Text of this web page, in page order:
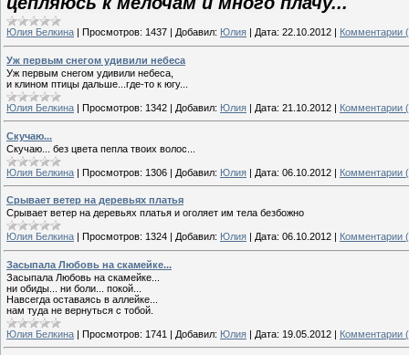
Юлия Белкина Просмотров: 1437 Добавил: Юлия Дата: 22.10.2012 Комментарии
Уж первым снегом удивили небеса
Уж первым снегом удивили небеса,
и клином птицы дальше...где-то к югу...
Юлия Белкина | Просмотров: 1342 | Добавил: Юлия | Дата: 21.10.2012 | Комментарии
Скучаю...
Скучаю... без цвета пепла твоих волос...
Юлия Белкина | Просмотров: 1306 | Добавил: Юлия | Дата: 06.10.2012 | Комментарии
Срывает ветер на деревьях платья
Срывает ветер на деревьях платья и оголяет им тела безбожно
Юлия Белкина Просмотров: 1324 Добавил: Юлия Дата: 06.10.2012 Комментарии
Засыпала Любовь на скамейке...
Засыпала Любовь на скамейке...
ни обиды... ни боли... покой...
Навсегда оставаясь в аллейке...
нам туда не вернуться с тобой.
Юлия Белкина | Просмотров: 1741 | Добавил: Юлия | Дата: 19.05.2012 | Комментарии